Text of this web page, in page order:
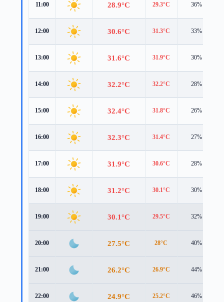
11:00 28.9°C 29.3°C 36%
12:00 30.6°C 31.3°C 33%
13:00 31.6°C 31.9°C 30%
14:00 32.2°C 32.2°C 28%
15:00 32.4°C 31.8°C 26%
16:00 32.3°C 31.4°C 27%
17:00 31.9°C 30.6°C 28%
18:00 31.2°C 30.1°C 30%
19:00 30.1°C 29.5°C 32%
20:00 27.5°C 28°C 40%
21:00 26.2°C 26.9°C 44%
22:00 24.9°C 25.2°C 46%